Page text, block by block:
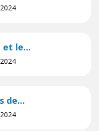
et le...
de...